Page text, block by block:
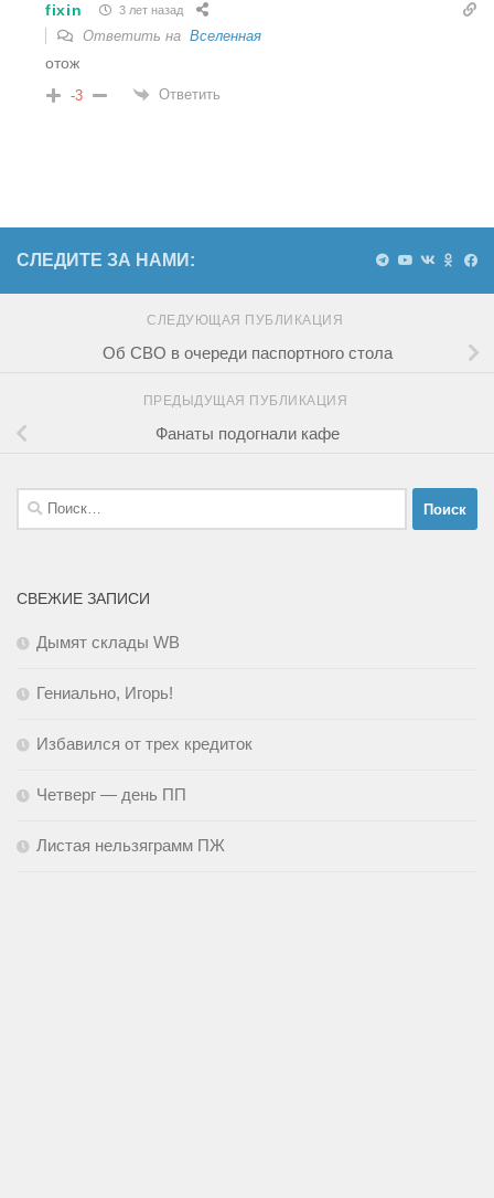
fixin 3 лет назад
Ответить на Вселенная
отож
-3 Ответить
СЛЕДИТЕ ЗА НАМИ:
СЛЕДУЮЩАЯ ПУБЛИКАЦИЯ
Об СВО в очереди паспортного стола
ПРЕДЫДУЩАЯ ПУБЛИКАЦИЯ
Фанаты подогнали кафе
Найти:
СВЕЖИЕ ЗАПИСИ
Дымят склады WB
Гениально, Игорь!
Избавился от трех кредиток
Четверг — день ПП
Листая нельзяграмм ПЖ